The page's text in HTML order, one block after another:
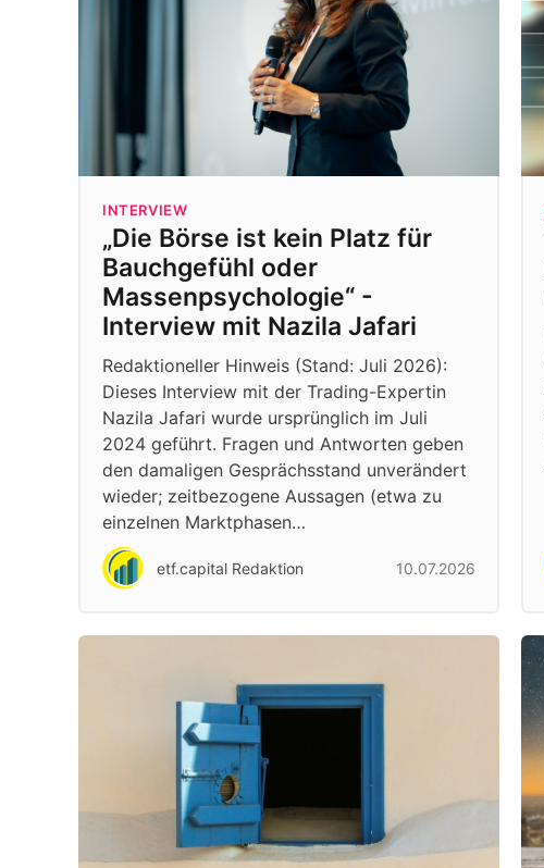
INTERVIEW
„Die Börse ist kein Platz für
Bauchgefühl oder
Massenpsychologie“ -
Interview mit Nazila Jafari
Redaktioneller Hinweis (Stand: Juli 2026):
Dieses Interview mit der Trading-Expertin
Nazila Jafari wurde ursprünglich im Juli
2024 geführt. Fragen und Antworten geben
den damaligen Gesprächsstand unverändert
wieder; zeitbezogene Aussagen (etwa zu
einzelnen Marktphasen…
etf.capital Redaktion 10.07.2026